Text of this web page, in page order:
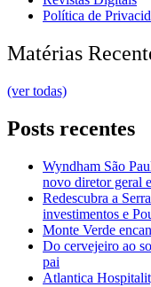
Política de
Matérias
(ver todas)
Posts recentes
Wyndham São
novo diretor geral
Redescubra a
investimentos e
Monte Verde
Do cervejeiro ao
pai
Atlantica